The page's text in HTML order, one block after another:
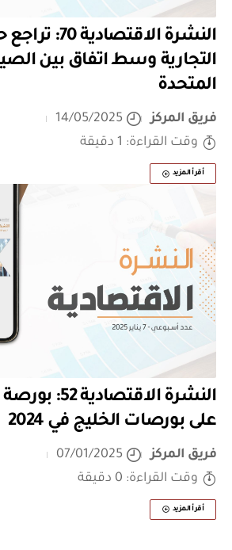
النشرة
التجارية وسط اتفاق بين
المتحدة
فريق المركز
14/05/2025
وقت القراءة: 1 دقيقة
أقرأ المزيد
النشرة
على بورصات الخليج في 2024
فريق المركز
07/01/2025
وقت القراءة: 0 دقيقة
أقرأ المزيد